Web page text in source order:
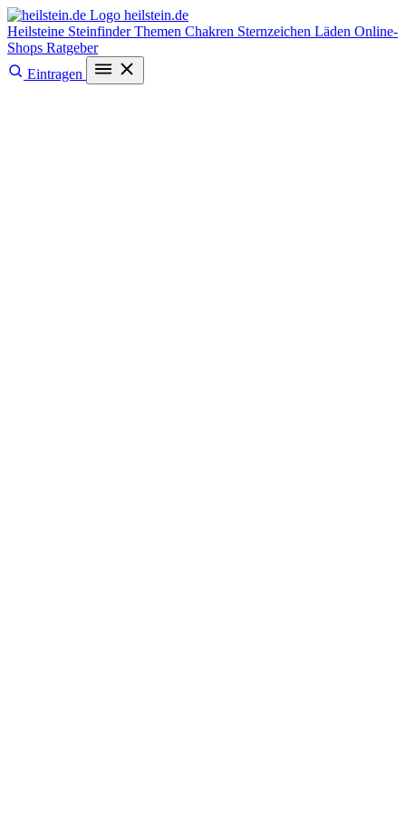
heilstein.de
Heilsteine SteinfinderThemen Chakren Sternzeichen Läden Online-
Shops Ratgeber
Eintragen